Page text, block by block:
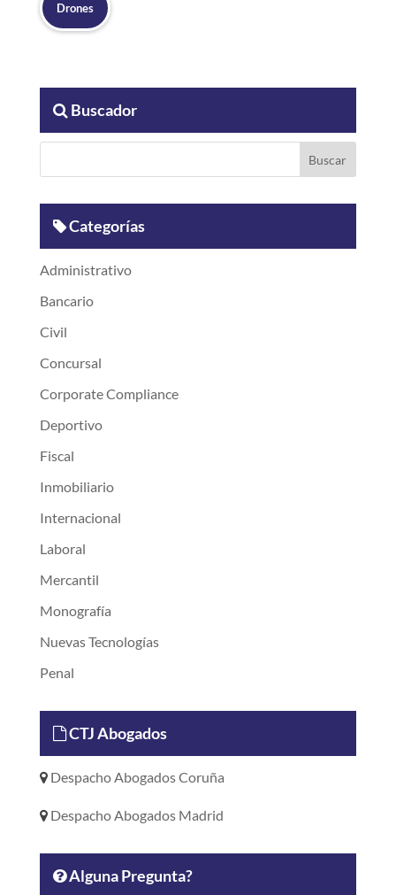
Drones
Buscador
Categorías
Administrativo
Bancario
Civil
Concursal
Corporate Compliance
Deportivo
Fiscal
Inmobiliario
Internacional
Laboral
Mercantil
Monografía
Nuevas Tecnologías
Penal
CTJ Abogados
Despacho Abogados Coruña
Despacho Abogados Madrid
Alguna Pregunta?